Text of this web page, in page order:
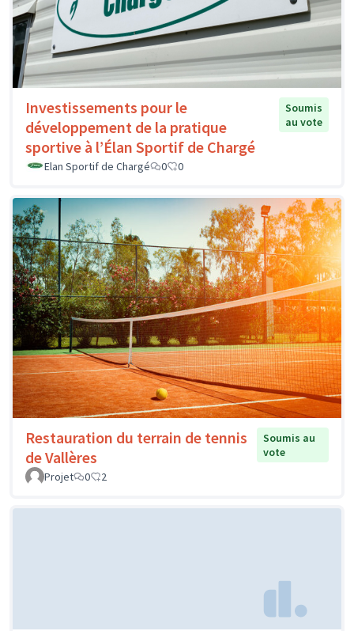
Investissements pour le
développement de la pratique
sportive à l’Élan Sportif de Chargé
Soumis
au vote
Elan Sportif de Chargé 0 0
Restauration du terrain de tennis
de Vallères
Soumis au
vote
Projet
0 2